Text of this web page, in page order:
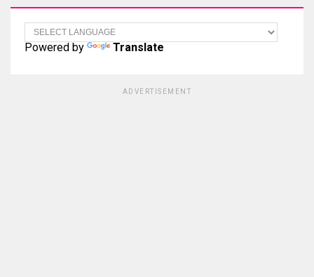
Powered by Translate
ADVERTISEMENT